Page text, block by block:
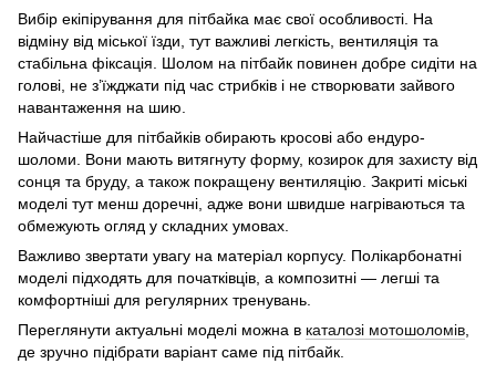
Вибір екіпірування для пітбайка має свої особливості. На
відміну від міської їзди, тут важливі легкість, вентиляція та
стабільна фіксація. Шолом на пітбайк повинен добре сидіти на
голові, не з’їжджати під час стрибків і не створювати зайвого
навантаження на шию.
Найчастіше для пітбайків обирають кросові або ендуро-
шоломи. Вони мають витягнуту форму, козирок для захисту від
сонця та бруду, а також покращену вентиляцію. Закриті міські
моделі тут менш доречні, адже вони швидше нагріваються та
обмежують огляд у складних умовах.
Важливо звертати увагу на матеріал корпусу. Полікарбонатні
моделі підходять для початківців, а композитні — легші та
комфортніші для регулярних тренувань.
Переглянути актуальні моделі можна в каталозі мотошоломів
де зручно підібрати варіант саме під пітбайк.